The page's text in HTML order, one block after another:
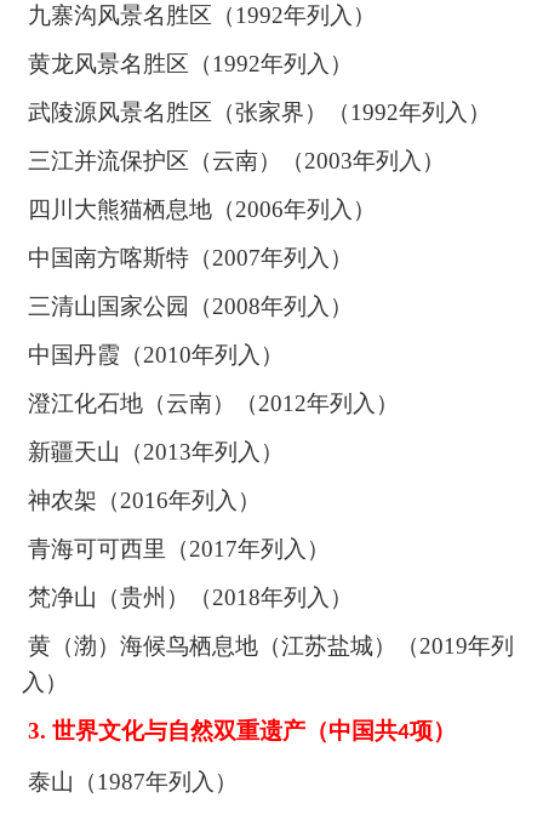
九寨沟风景名胜区（1992年列入）
黄龙风景名胜区（1992年列入）
武陵源风景名胜区（张家界）（1992年列入）
三江并流保护区（云南）（2003年列入）
四川大熊猫栖息地（2006年列入）
中国南方喀斯特（2007年列入）
三清山国家公园（2008年列入）
中国丹霞（2010年列入）
澄江化石地（云南）（2012年列入）
新疆天山（2013年列入）
神农架（2016年列入）
青海可可西里（2017年列入）
梵净山（贵州）（2018年列入）
黄（渤）海候鸟栖息地（江苏盐城）（2019年列
入）
3. 世界文化与自然双重遗产（中国共4项）
泰山（1987年列入）